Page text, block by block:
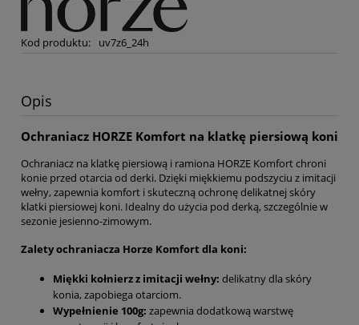
Kod produktu: uv7z6_24h
Opis
Ochraniacz HORZE Komfort na klatkę piersiową koni
Ochraniacz na klatkę piersiową i ramiona HORZE Komfort chroni
konie przed otarcia od derki. Dzięki miękkiemu podszyciu z imitacji
wełny, zapewnia komfort i skuteczną ochronę delikatnej skóry
klatki piersiowej koni. Idealny do użycia pod derką, szczególnie w
sezonie jesienno-zimowym.
Zalety ochraniacza Horze Komfort dla koni:
Miękki kołnierz z imitacji wełny: delikatny dla skóry
konia, zapobiega otarciom.
Wypełnienie 100g: zapewnia dodatkową warstwę